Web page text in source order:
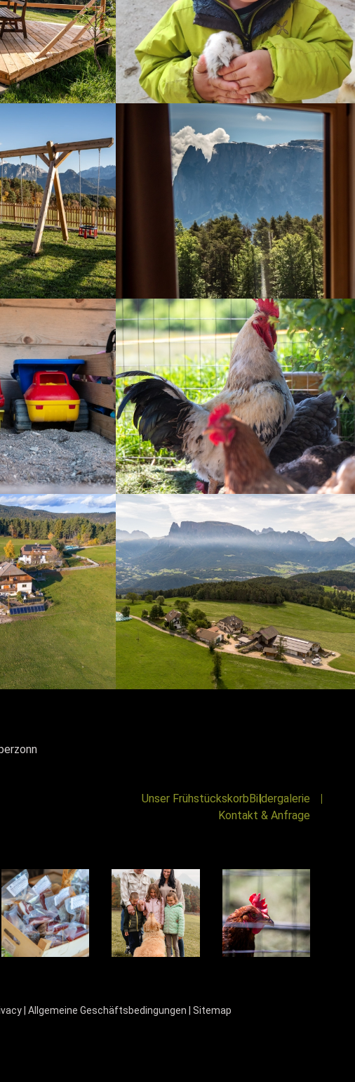
Unser FrühstückskorbBildergalerie
Kontakt & Anfrage
| Allgemeine Geschäftsbedingungen Sitemap